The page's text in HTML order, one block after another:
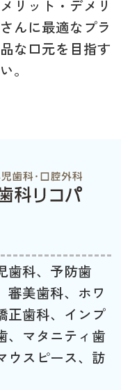
リット・デメリ
んに最適なプラ
な口元を目指す
。
歯科、予防歯
審美歯科、ホワ
正歯科、インプ
、マタニティ歯
ウスピース、訪